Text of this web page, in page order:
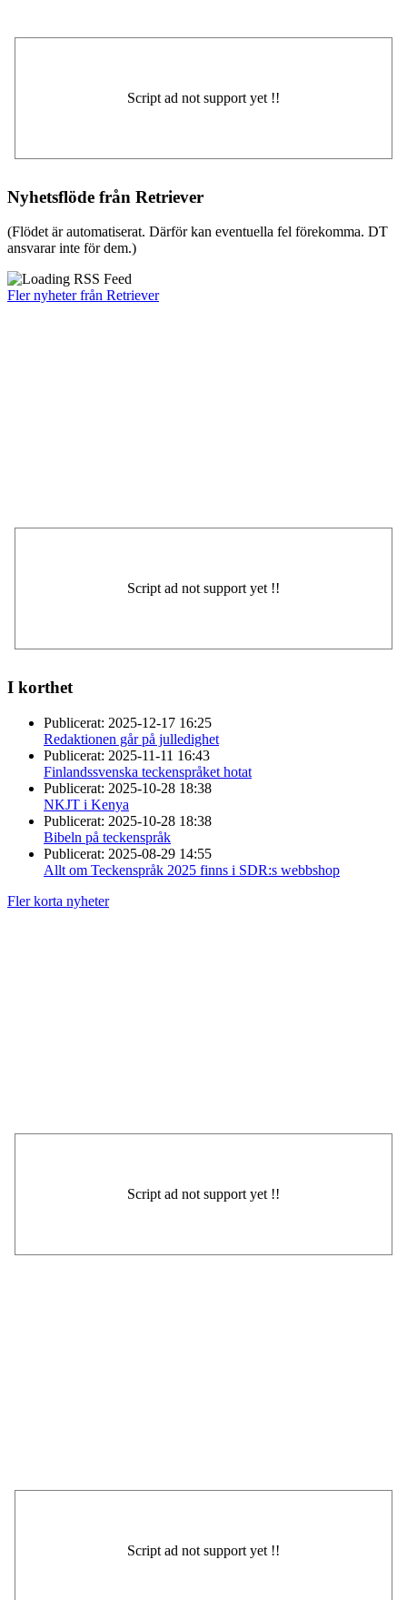
Nyhetsflöde från Retriever
(Flödet är automatiserat. Därför kan eventuella fel förekomma. DT
ansvarar inte för dem.)
Fler nyheter från Retriever
I korthet
Publicerat: 2025-12-17 16:25
Redaktionen går på julledighet
Publicerat: 2025-11-11 16:43
Finlandssvenska teckenspråket hotat
Publicerat: 2025-10-28 18:38
NKJT i Kenya
Publicerat: 2025-10-28 18:38
Bibeln på teckenspråk
Publicerat: 2025-08-29 14:55
Allt om Teckenspråk 2025 finns i SDR:s webbshop
Fler korta nyheter